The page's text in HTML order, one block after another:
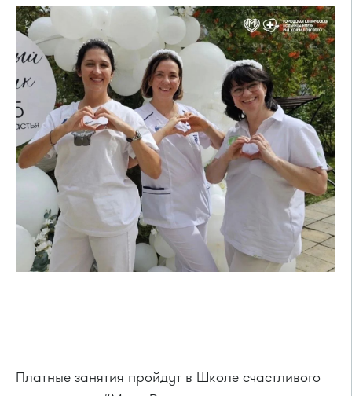
Платные занятия пройдут в Школе счастливого